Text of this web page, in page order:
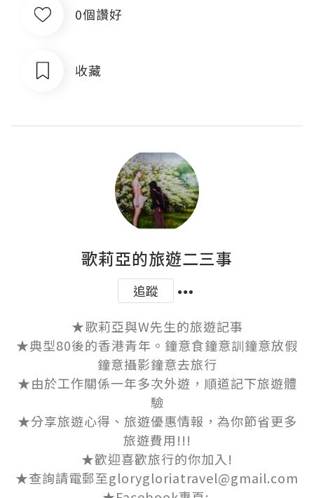
0個讚好
收藏
歌莉亞的旅遊二三事
追蹤
★歌莉亞與W先生的旅遊記事
★典型80後的香港青年。鐘意食鐘意訓鐘意放假
鐘意攝影鐘意去旅行
★由於工作關係一年多次外遊，順道記下旅遊體
驗
★分享旅遊心得、旅遊優惠情報，為你節省更多
旅遊費用!!!
★歡迎喜歡旅行的你加入!
★查詢請電郵至glorygloriatravel@gmail.com